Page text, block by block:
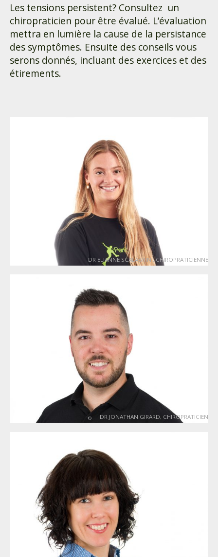
Les tensions persistent? Consultez un
chiropraticien pour être évalué. L’évaluation
mettra en lumière la cause de la persistance
des symptômes. Ensuite des conseils vous
serons donnés, incluant des exercices et des
étirements.
DR ELIANNE SCALABRINI, CHIROPRATICIENNE
DR JONATHAN GIRARD, CHIROPRATICIEN